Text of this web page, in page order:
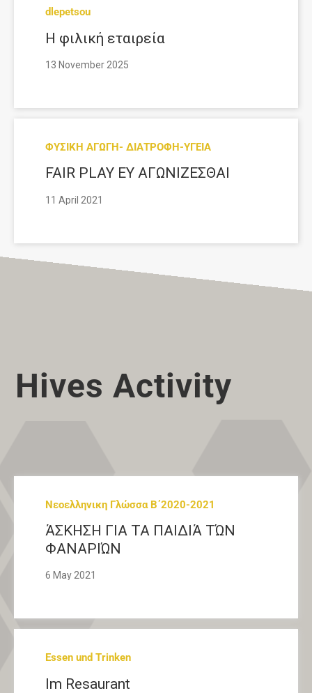
dlepetsou
Η φιλική εταιρεία
13 November 2025
ΦΥΣΙΚΗ ΑΓΩΓΗ- ΔΙΑΤΡΟΦΗ-ΥΓΕΙΑ
FAIR PLAY ΕΥ ΑΓΩΝΙΖΕΣΘΑΙ
11 April 2021
Hives Activity
Nεοελληνικη Γλώσσα Β΄2020-2021
ΆΣΚΗΣΗ ΓΙΑ ΤΑ ΠΑΙΔΙΆ ΤΏΝ
ΦΑΝΑΡΙΏΝ
6 May 2021
Essen und Trinken
Im Resaurant